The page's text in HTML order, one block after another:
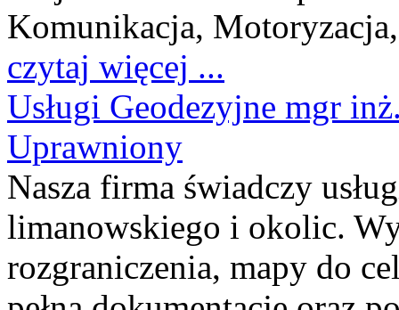
Komunikacja,
czytaj więcej ...
Usługi Geodezyjne mgr
Uprawniony
Nasza firma świadczy
limanowskiego i okolic.
rozgraniczenia, mapy do